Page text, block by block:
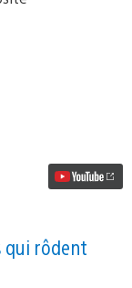
qui rôdent